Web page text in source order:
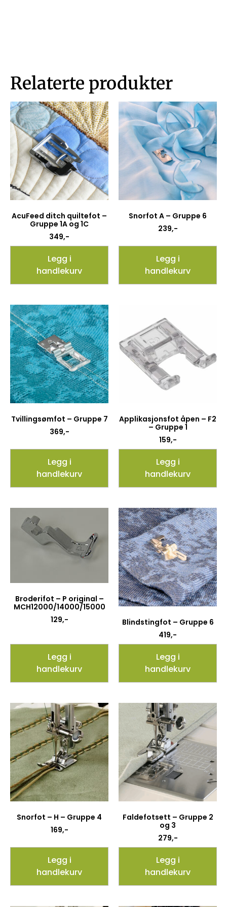
Relaterte produkter
AcuFeed ditch quiltefot –
Gruppe 1A og 1C
349,-
Legg i
handlekurv
Snorfot A – Gruppe 6
239,-
Legg i
handlekurv
Tvillingsømfot – Gruppe 7
369,-
Legg i
handlekurv
Applikasjonsfot åpen – F2
– Gruppe 1
159,-
Legg i
handlekurv
Broderifot – P original –
MCH12000/14000/15000
129,-
Legg i
handlekurv
Blindstingfot – Gruppe 6
419,-
Legg i
handlekurv
Snorfot – H – Gruppe 4
169,-
Legg i
handlekurv
Faldefotsett – Gruppe 2
og 3
279,-
Legg i
handlekurv